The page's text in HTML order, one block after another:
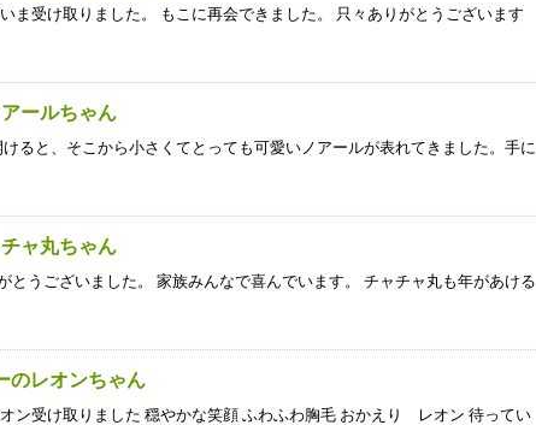
ま受け取りました。 もこに再会できました。 只々ありがとうございます
ールちゃん
ると、そこから小さくてとっても可愛いノアールが表れてきました。手に
ャ丸ちゃん
とうございました。 家族みんなで喜んでいます。 チャチャ丸も年があける
のレオンちゃん
受け取りました 穏やかな笑顔 ふわふわ胸毛 おかえり レオン 待ってい